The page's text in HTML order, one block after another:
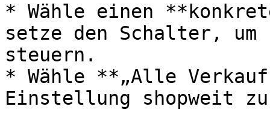
* Wähle einen
setze den Schalter, um
steuern.
* Wähle **„Alle
Einstellung shopweit